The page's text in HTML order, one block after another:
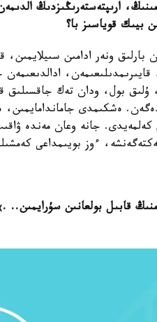
ارىپتەستەرىڭىزدىڭ
بيىك قوياسىز با؟
بارلىق ونەر ادامىن سىيلايمىن،
قايىرىمدىلىعىمەن،
ۇلىق بول، ودان تەك جاقسىلىق
ەشكىمدى جاماندامايمىن،
كەلمەيدى. جانە وعان مەندە
ءوز بويىمداعى
قابىل بولعانىن سۇرايمىن..